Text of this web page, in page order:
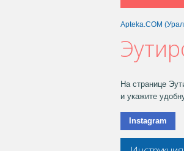
Apteka.COM
На странице
и укажите
Instagram